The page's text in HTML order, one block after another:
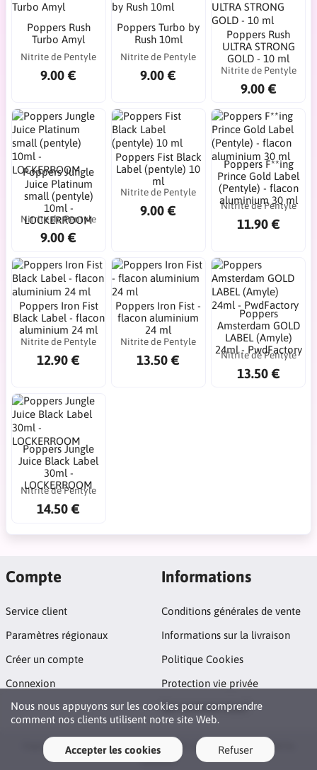
Poppers Rush
Turbo Amyl
Nitrite de Pentyle
9.00 €
Poppers Turbo by
Rush 10ml
Nitrite de Pentyle
9.00 €
Poppers Rush
ULTRA STRONG
GOLD - 10 ml
Nitrite de Pentyle
9.00 €
Poppers Jungle
Juice Platinum
small (pentyle)
10ml -
LOCKERROOM
Nitrite de Pentyle
9.00 €
Poppers Fist Black
Label (pentyle) 10
ml
Nitrite de Pentyle
9.00 €
Poppers F**ing
Prince Gold Label
(Pentyle) - flacon
aluminium 30 ml
Nitrite de Pentyle
11.90 €
Poppers Iron Fist
Black Label - flacon
aluminium 24 ml
Nitrite de Pentyle
12.90 €
Poppers Iron Fist -
flacon aluminium
24 ml
Nitrite de Pentyle
13.50 €
Poppers
Amsterdam GOLD
LABEL (Amyle)
24ml - PwdFactory
Nitrite de Pentyle
13.50 €
Poppers Jungle
Juice Black Label
30ml -
LOCKERROOM
Nitrite de Pentyle
14.50 €
Nous nous appuyons sur les cookies pour comprendre
comment nos clients utilisent notre site Web.
Accepter les cookies Refuser
Compte
Service client
Paramètres régionaux
Créer un compte
Connexion
Informations
Conditions générales de vente
Informations sur la livraison
Politique Cookies
Protection vie privée
Qui sommes nous?
Copyright © 2026 La Maison Du Poppers. All rights reserved · Powered by
LiteCart®